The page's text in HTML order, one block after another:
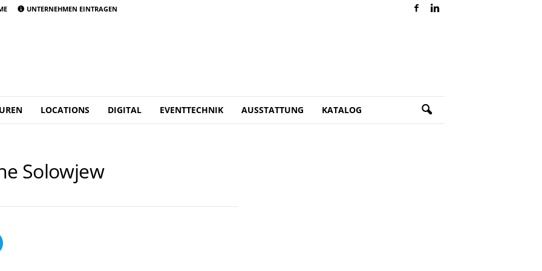
UNTERNEHMEN EINTRAGEN
LOCATIONS DIGITAL EVENTTECHNIK AUSSTATTUNG KATALOG
Solowjew